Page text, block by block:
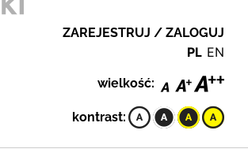
ZAREJESTRUJ / ZALOGUJ
PL EN
wielkość:
kontrast: